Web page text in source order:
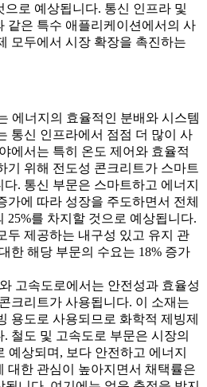
으로 예상됩니다. 통신 인프라 및
같은 특수 애플리케이션에서의 사
모두에서 시장 확장을 촉진하는
에너지의 효율적인 분배와 시스템
통신 인프라에서 점점 더 많이 사
에서는 특히 온도 제어와 효율적
기 위해 전도성 콘크리트가 스마트
. 통신 부문은 스마트하고 에너지
가에 따라 성장을 주도하면서 전체
25%를 차지할 것으로 예상됩니다.
두 제공하는 내구성 있고 유지 관
한 해당 부문의 수요는 18% 증가
고속도로에서는 안전성과 효율성
크리트가 사용됩니다. 이 소재는
용도로 사용되므로 화학적 제빙제
철도 및 고속도로 부문은 시장의
예상되며, 보다 안전하고 에너지
대한 관심이 높아지면서 채택률은